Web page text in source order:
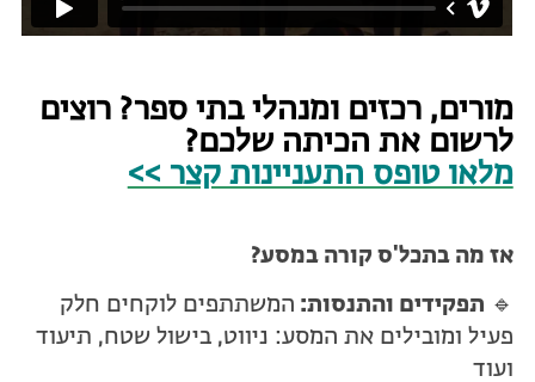
מורים, רכזים ומנהלי בתי ספר? רוצים
לרשום את הכיתה שלכם?
מלאו טופס התעניינות קצר >>
אז מה בתכל'ס קורה במסע?
🔹 תפקידים והתנסות: המשתתפים לוקחים חלק
פעיל ומובילים את המסע: ניווט, בישול שטח, תיעוד
ועוד